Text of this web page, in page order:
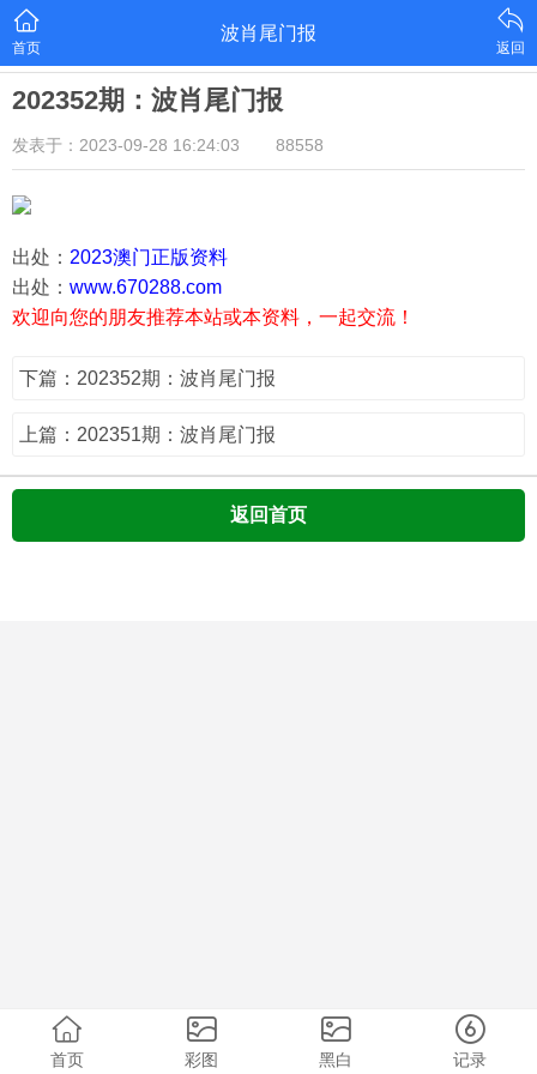
首页
波肖尾门报
返回
202352期：波肖尾门报
发表于：2023-09-28 16:24:03 88558
出处： 2023澳门正版资料
出处： www.670288.com
欢迎向您的朋友推荐本站或本资料，一起交流！
下篇：202352期：波肖尾门报
上篇：202351期：波肖尾门报
返回首页
首页 彩图 黑白 记录